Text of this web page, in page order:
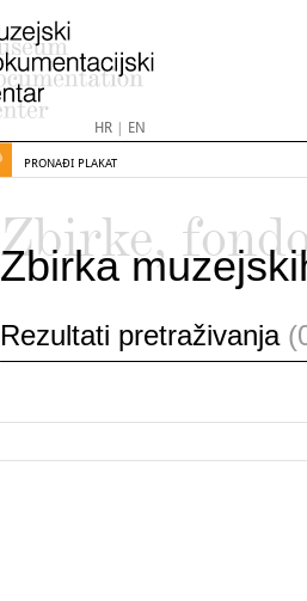
HR| EN
PRONAĐI PLAKAT
Zbirke,
Zbirka
Rezultati pretraživanja